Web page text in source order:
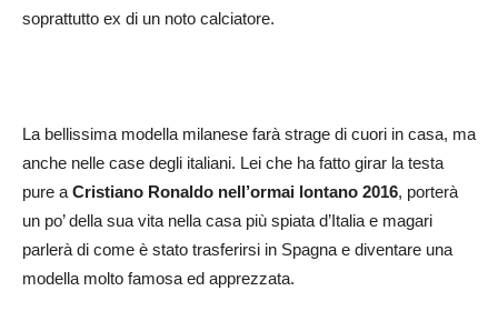
soprattutto ex di un noto calciatore.
La bellissima modella milanese farà strage di cuori in casa, ma
anche nelle case degli italiani. Lei che ha fatto girar la testa
pure a Cristiano Ronaldo nell’ormai lontano 2016, porterà
un po’ della sua vita nella casa più spiata d’Italia e magari
parlerà di come è stato trasferirsi in Spagna e diventare una
modella molto famosa ed apprezzata.